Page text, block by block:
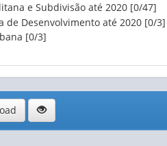
e Subdivisão até 2020 [0/47]
de Desenvolvimento até 2020 [0/3]
[0/3]